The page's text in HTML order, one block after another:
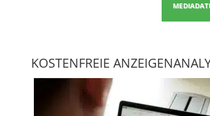
KOSTENFREIE